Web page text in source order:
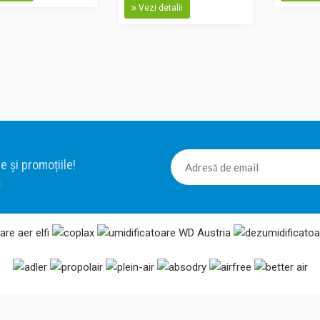
umidității interioare Ideal pentru locuințe,
Termohigrometru analog TFA S45.2027
Cod: S 45.2027 Termohigrometru
Fabricat in Germania. Acest produs
informatiile sa poata fi citite dintr-o
colorate ale ecranului indica gradul de
Vezi detalii
și promoțiile!